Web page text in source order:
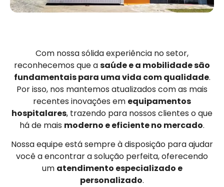
Com nossa sólida experiência no setor,
reconhecemos que asaúde e a mobilidade são
fundamentais para uma vida com qualidade.
Por isso, nos mantemos atualizados com as mais
recentes inovações em equipamentos
hospitalares, trazendo para nossos clientes o que
há de mais moderno e eficiente no mercado.
Nossa equipe está sempre à disposição para ajudar
você a encontrar a solução perfeita, oferecendo
um atendimento especializado e
personalizado.